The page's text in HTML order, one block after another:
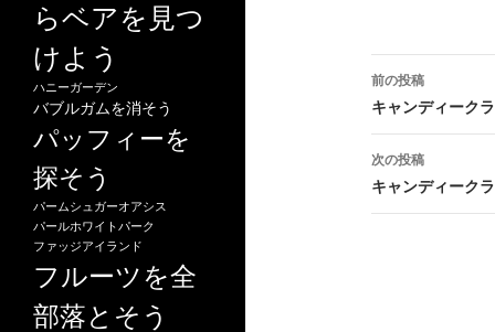
投
稿
ナ
ビ
ゲ
前の投稿
キャンディーク
次の投稿
キャンディーク
らベアを見つ
けよう
ハニーガーデン
バブルガムを消そう
パッフィーを
探そう
パームシュガーオアシス
パールホワイトパーク
ファッジアイランド
フルーツを全
部落とそう